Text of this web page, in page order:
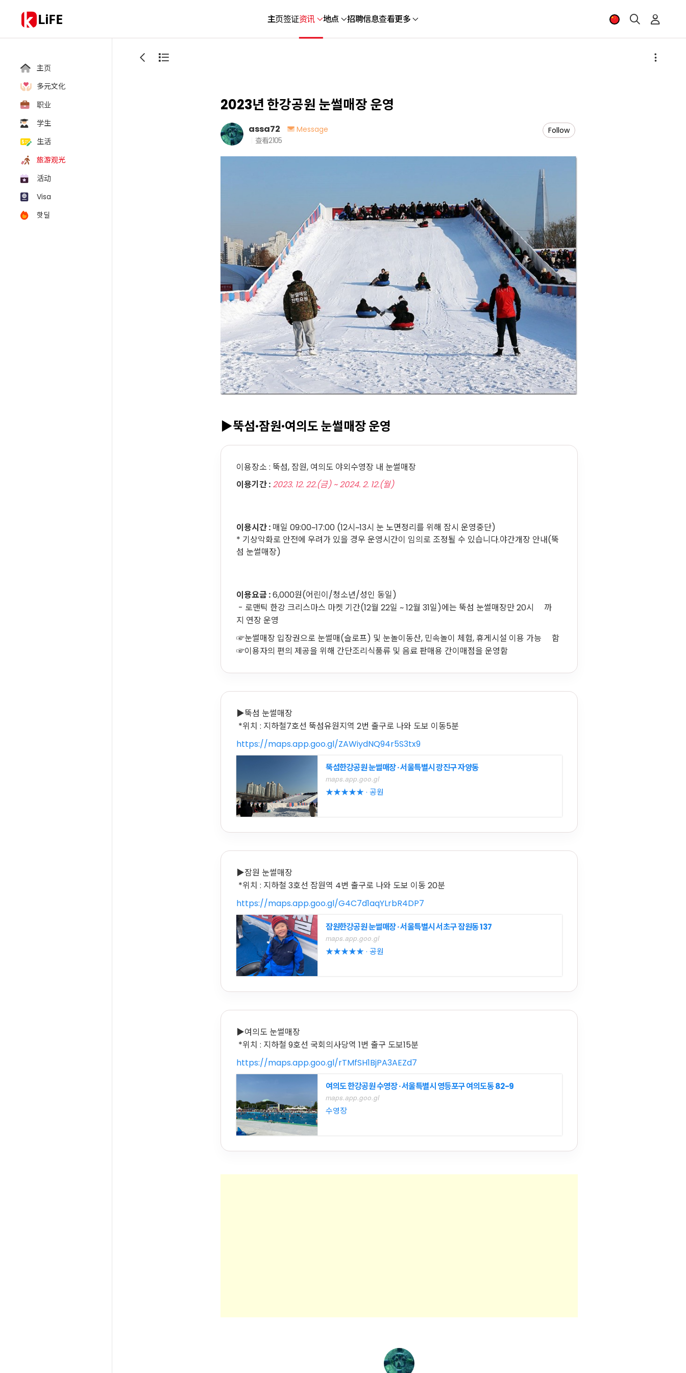
LiFE 主页签证资讯 地点 招聘信息查看更多
主页
多元文化
职业
学生
生活
旅游观光
活动
Visa
핫딜
2023년 한강공원 눈썰매장 운영
assa72
Message
查看2105
Follow
▶뚝섬·잠원·여의도 눈썰매장 운영
이용장소 : 뚝섬, 잠원, 여의도 야외수영장 내 눈썰매장
이용기간 : 2023. 12. 22.(금) ~ 2024. 2. 12.(월)
이용시간 : 매일 09:00~17:00 (12시~13시 눈 노면정리를 위해 잠시 운영중단)
* 기상악화로 안전에 우려가 있을 경우 운영시간이 임의로 조정될 수 있습니다.야간개장 안내(뚝
섬 눈썰매장)
이용요금 :6,000원(어린이/청소년/성인 동일)
​ - 로맨틱 한강 크리스마스 마켓 기간(12월 22일 ~ 12월 31일)에는 뚝섬 눈썰매장만 20시 까
지 연장 운영
☞눈썰매장 입장권으로 눈썰매(슬로프) 및 눈놀이동산, 민속놀이 체험, 휴게시설 이용 가능 함
☞이용자의 편의 제공을 위해 간단조리식품류 및 음료 판매용 간이매점을 운영함
▶뚝섬 눈썰매장
*위치 : 지하철7호선 뚝섬유원지역 2번 출구로 나와 도보 이동5분
https://maps.app.goo.gl/ZAWiydNQ94r5S3tx9
뚝섬한강공원 눈썰매장 · 서울특별시 광진구 자양동
maps.app.goo.gl
★★★★★ · 공원
▶잠원 눈썰매장
*위치 : 지하철 3호선 잠원역 4번 출구로 나와 도보 이동 20분
https://maps.app.goo.gl/G4C7d1aqYLrbR4DP7
잠원한강공원 눈썰매장 · 서울특별시 서초구 잠원동 137
maps.app.goo.gl
★★★★★ · 공원
▶여의도 눈썰매장
*위치 : 지하철 9호선 국회의사당역 1번 출구 도보15분
https://maps.app.goo.gl/rTMfSH1BjPA3AEZd7
여의도 한강공원 수영장 · 서울특별시 영등포구 여의도동 82-9
maps.app.goo.gl
수영장